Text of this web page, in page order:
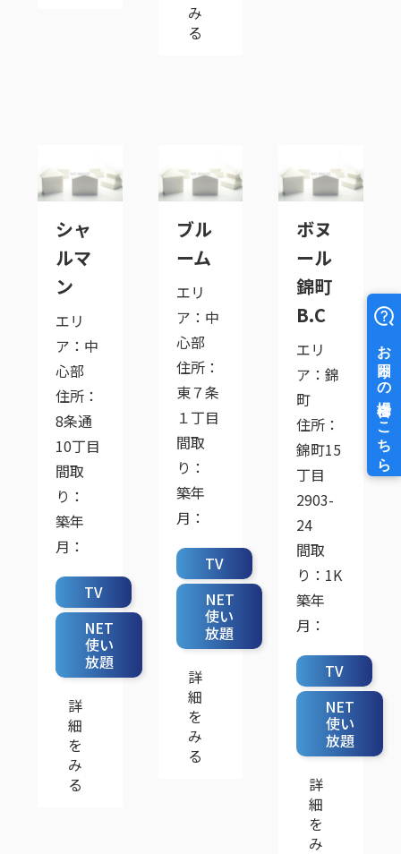
み
る
シャ
ルマ
ン
エリ
ア：中
心部
住所：
8条通
10丁目
間取
り：
築年
月：
TV
NET
使い
放題
詳
細
を
み
る
ブル
ーム
エリ
ア：中
心部
住所：
東７条
１丁目
間取
り：
築年
月：
TV
NET
使い
放題
詳
細
を
み
る
ボヌ
ール
錦町
B.C
エリ
ア：錦
町
住所：
錦町15
丁目
2903-
24
間取
り：1K
築年
月：
TV
NET
使い
放題
詳
細
を
み